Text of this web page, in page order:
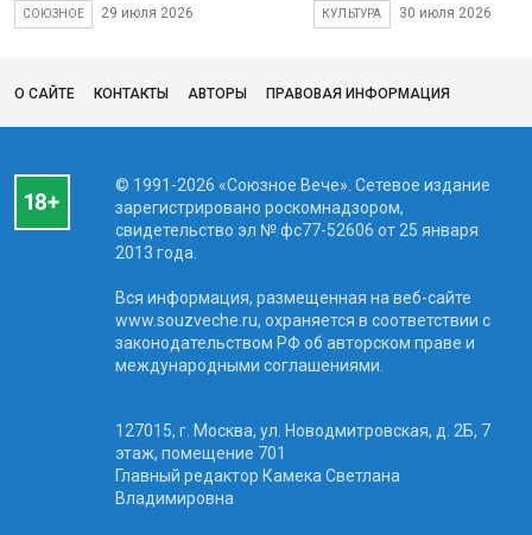
СОЮЗНОЕ 29 июля 2026 КУЛЬТУРА 30 июля 2026
О САЙТЕ КОНТАКТЫ АВТОРЫ ПРАВОВАЯ ИНФОРМАЦИЯ
© 1991-2026 «Союзное Вече». Сетевое издание
зарегистрировано роскомнадзором,
свидетельство эл № фc77-52606 от 25 января
2013 года.
Вся информация, размещенная на веб-сайте
www.souzveche.ru, охраняется в соответствии с
законодательством РФ об авторском праве и
международными соглашениями.
127015, г. Москва, ул. Новодмитровская, д. 2Б, 7
этаж, помещение 701
Главный редактор Камека Светлана
Владимировна